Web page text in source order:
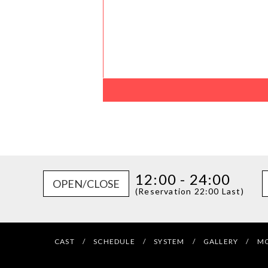
OPEN/CLOSE 12:00 - 24:00
(Reservation 22:00 Last)
CAST / SCHEDULE / SYSTEM / GALLERY /